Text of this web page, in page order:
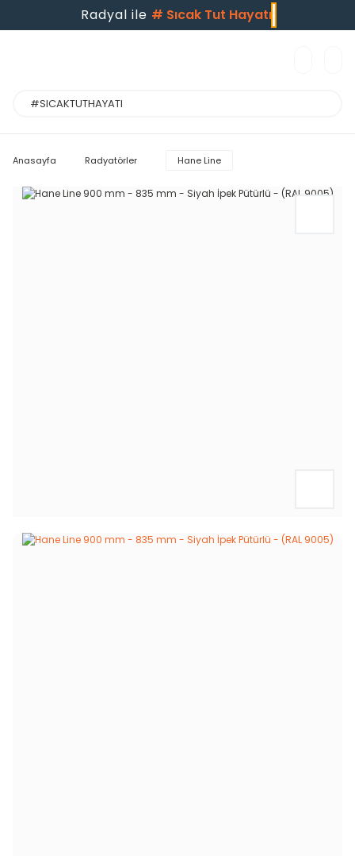
Radyal ile # Sıcak Tut Hayatı
Anasayfa Radyatörler Hane Line